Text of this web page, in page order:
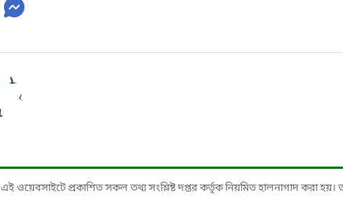
এই ওয়েবসাইটে প্রকাশিত সকল তথ্য সংশ্লিষ্ট দপ্তর কর্তৃক নিয়মিত হালনাগাদ করা হয়।